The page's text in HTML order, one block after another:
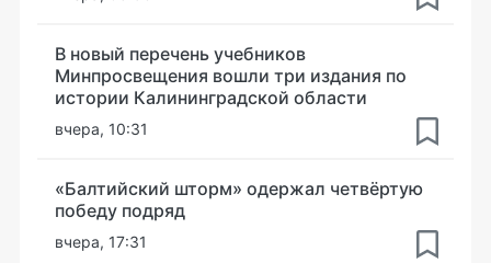
В новый перечень учебников
Минпросвещения вошли три издания по
истории Калининградской области
вчера, 10:31
«Балтийский шторм» одержал четвёртую
победу подряд
вчера, 17:31